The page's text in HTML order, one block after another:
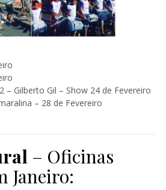
– Gilberto Gil – Show 24 de Fevereiro
– 28 de Fevereiro
– Oficinas
Janeiro: